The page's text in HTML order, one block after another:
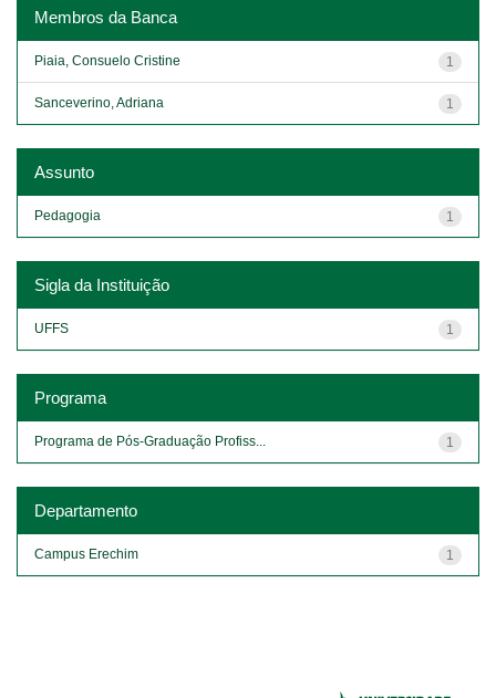
Membros da Banca
1
Piaia, Consuelo Cristine
1
Sanceverino, Adriana
Assunto
1
Pedagogia
Sigla da Instituição
1
UFFS
Programa
1
Programa de Pós-Graduação Profiss...
Departamento
1
Campus Erechim